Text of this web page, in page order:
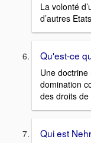
La volonté
d’autres
Qu'est-ce
Une
domination
des droits de
Qui est